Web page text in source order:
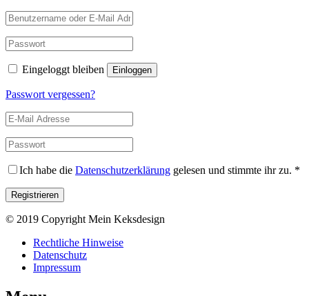
Eingeloggt bleiben
Passwort vergessen?
Ich habe die Datenschutzerklärung gelesen und stimmte ihr zu. *
© 2019 Copyright Mein Keksdesign
Rechtliche Hinweise
Datenschutz
Impressum